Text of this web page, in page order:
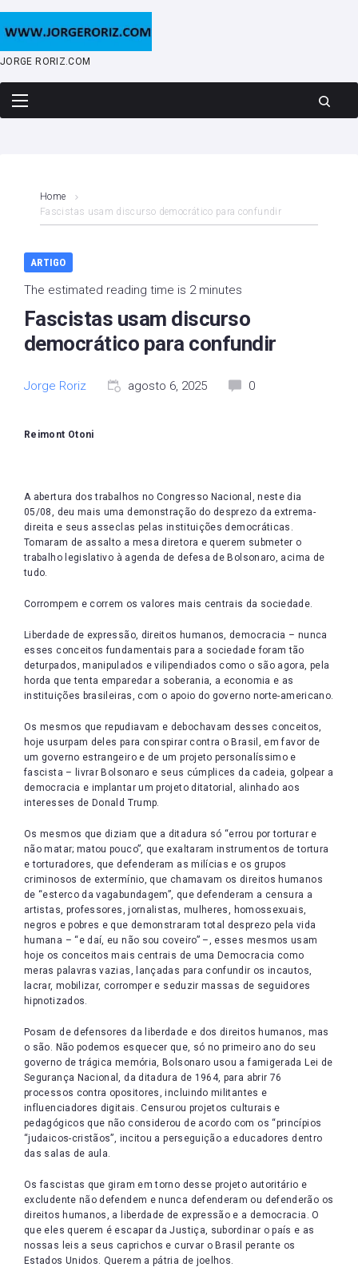
content
JORGE RORIZ.COM
Home
Fascistas usam discurso democrático para confundir
ARTIGO
The estimated reading time is 2 minutes
Fascistas usam discurso
democrático para confundir
Jorge Roriz agosto 6, 2025 0
Reimont Otoni
A abertura dos trabalhos no Congresso Nacional, neste dia
05/08, deu mais uma demonstração do desprezo da extrema-
direita e seus asseclas pelas instituições democráticas.
Tomaram de assalto a mesa diretora e querem submeter o
trabalho legislativo à agenda de defesa de Bolsonaro, acima de
tudo.
Corrompem e correm os valores mais centrais da sociedade.
Liberdade de expressão, direitos humanos, democracia – nunca
esses conceitos fundamentais para a sociedade foram tão
deturpados, manipulados e vilipendiados como o são agora, pela
horda que tenta emparedar a soberania, a economia e as
instituições brasileiras, com o apoio do governo norte-americano.
Os mesmos que repudiavam e debochavam desses conceitos,
hoje usurpam deles para conspirar contra o Brasil, em favor de
um governo estrangeiro e de um projeto personalíssimo e
fascista – livrar Bolsonaro e seus cúmplices da cadeia, golpear a
democracia e implantar um projeto ditatorial, alinhado aos
interesses de Donald Trump.
Os mesmos que diziam que a ditadura só “errou por torturar e
não matar; matou pouco”, que exaltaram instrumentos de tortura
e torturadores, que defenderam as milícias e os grupos
criminosos de extermínio, que chamavam os direitos humanos
de “esterco da vagabundagem”, que defenderam a censura a
artistas, professores, jornalistas, mulheres, homossexuais,
negros e pobres e que demonstraram total desprezo pela vida
humana – “e daí, eu não sou coveiro” –, esses mesmos usam
hoje os conceitos mais centrais de uma Democracia como
meras palavras vazias, lançadas para confundir os incautos,
lacrar, mobilizar, corromper e seduzir massas de seguidores
hipnotizados.
Posam de defensores da liberdade e dos direitos humanos, mas
o são. Não podemos esquecer que, só no primeiro ano do seu
governo de trágica memória, Bolsonaro usou a famigerada Lei de
Segurança Nacional, da ditadura de 1964, para abrir 76
processos contra opositores, incluindo militantes e
influenciadores digitais. Censurou projetos culturais e
pedagógicos que não considerou de acordo com os “princípios
“judaicos-cristãos”, incitou a perseguição a educadores dentro
das salas de aula.
Os fascistas que giram em torno desse projeto autoritário e
excludente não defendem e nunca defenderam ou defenderão os
direitos humanos, a liberdade de expressão e a democracia. O
que eles querem é escapar da Justiça, subordinar o país e as
nossas leis a seus caprichos e curvar o Brasil perante os
Estados Unidos. Querem a pátria de joelhos.